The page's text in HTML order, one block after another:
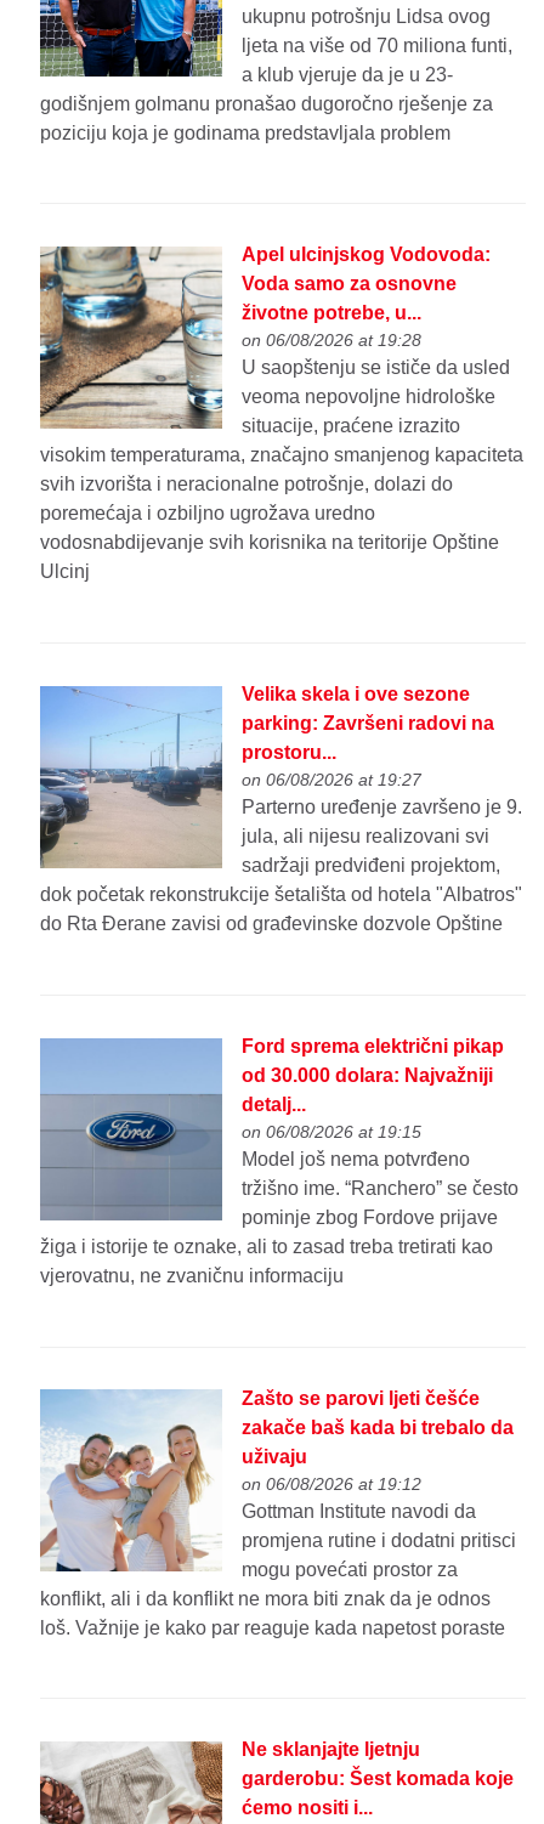
ukupnu potrošnju Lidsa ovog
ljeta na više od 70 miliona funti,
a klub vjeruje da je u 23-
godišnjem golmanu pronašao dugoročno rješenje za
poziciju koja je godinama predstavljala problem
Apel ulcinjskog Vodovoda:
Voda samo za osnovne
životne potrebe, u...
on 06/08/2026 at 19:28
U saopštenju se ističe da usled
veoma nepovoljne hidrološke
situacije, praćene izrazito
visokim temperaturama, značajno smanjenog kapaciteta
svih izvorišta i neracionalne potrošnje, dolazi do
poremećaja i ozbiljno ugrožava uredno
vodosnabdijevanje svih korisnika na teritorije Opštine
Ulcinj
Velika skela i ove sezone
parking: Završeni radovi na
prostoru...
on 06/08/2026 at 19:27
Parterno uređenje završeno je 9.
jula, ali nijesu realizovani svi
sadržaji predviđeni projektom,
dok početak rekonstrukcije šetališta od hotela "Albatros"
do Rta Đerane zavisi od građevinske dozvole Opštine
Ford sprema električni pikap
od 30.000 dolara: Najvažniji
detalj...
on 06/08/2026 at 19:15
Model još nema potvrđeno
tržišno ime. “Ranchero” se često
pominje zbog Fordove prijave
žiga i istorije te oznake, ali to zasad treba tretirati kao
vjerovatnu, ne zvaničnu informaciju
Zašto se parovi ljeti češće
zakače baš kada bi trebalo da
uživaju
on 06/08/2026 at 19:12
Gottman Institute navodi da
promjena rutine i dodatni pritisci
mogu povećati prostor za
konflikt, ali i da konflikt ne mora biti znak da je odnos
loš. Važnije je kako par reaguje kada napetost poraste
Ne sklanjajte ljetnju
garderobu: Šest komada koje
ćemo nositi i...